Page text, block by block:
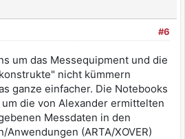
#6
um das Messequipment und die
nicht kümmern
ganze einfacher. Die Notebooks
die von Alexander ermittelten
Messdaten in den
(ARTA/XOVER)